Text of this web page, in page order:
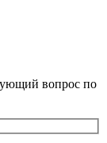
вопрос по